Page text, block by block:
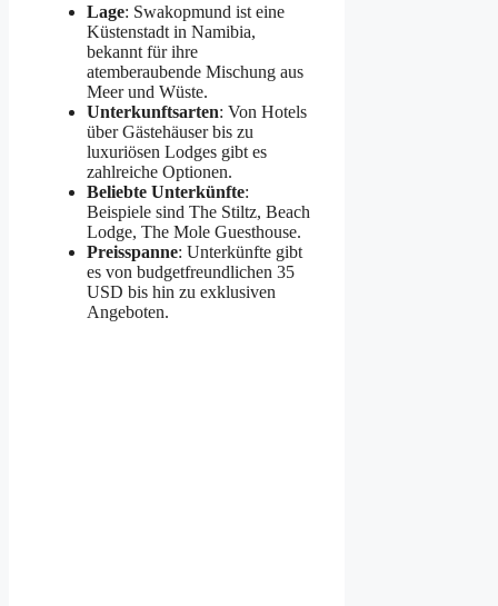
Lage: Swakopmund ist eine
Küstenstadt in Namibia,
bekannt für ihre
atemberaubende Mischung aus
Meer und Wüste.
Unterkunftsarten: Von Hotels
über Gästehäuser bis zu
luxuriösen Lodges gibt es
zahlreiche Optionen.
Beliebte Unterkünfte:
Beispiele sind The Stiltz, Beach
Lodge, The Mole Guesthouse.
Preisspanne: Unterkünfte gibt
es von budgetfreundlichen 35
USD bis hin zu exklusiven
Angeboten.